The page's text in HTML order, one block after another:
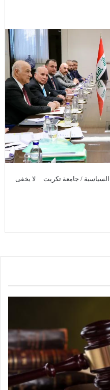
السياسية / جامعة تكريت لا يخفى